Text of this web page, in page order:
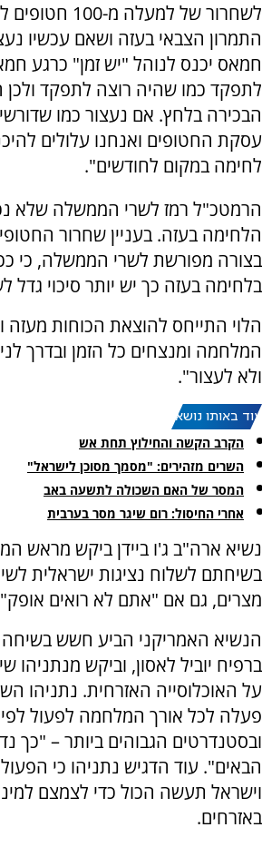
לשחרור של
התמרון הצבאי בעזה ושאם עכשיו
חמאס יכנס לנוהל "יש זמן" כרגע
לתפקד כמו שהיה רוצה לתפקד
הבכירה בלחץ. אם נעצור כמו
עסקת החטופים ואנחנו עלולים
לחימה במקום לחודשים".
הרמטכ"ל רמז לשרי הממשלה שלא
הלחימה בעזה. בעניין שחרור
בצורה מפורשת לשרי הממשלה, כי
בלחימה בעזה כך יש יותר סיכוי גדל
הלוי התייחס להוצאת הכוחות מעזה
המלחמה ומנצחים כל הזמן ובדרך
ולא לעצור".
עוד באותו נושא:
הקרב הקשה והחילוץ תחת אש
השרים מזהירים: "מסמך מסוכן לישראל"
המסר של האם השכולה לתשעה באב
‏אחרי החיסול: רום שיגר מסר בערבית
נשיא ארה"ב ג'ו ביידן ביקש מראש
בשיחתם לשלוח נציגות ישראלית
מצרים, גם אם "אתם לא רואים
הנשיא האמריקני הביע חשש
ברפיח יוביל לאסון, וביקש מנתניהו
על האוכלוסייה האזרחית. נתניהו
פעלה לכל אורך המלחמה לפעול לפי
ובסטנדרטים הגבוהים ביותר – "כך
הבאים". עוד הדגיש נתניהו כי
וישראל תעשה הכול כדי לצמצם
באזרחים.